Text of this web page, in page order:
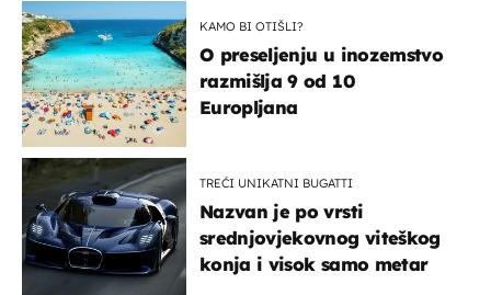
KAMO BI OTIŠLI?
O preseljenju u inozemstvo
razmišlja 9 od 10
Europljana
TREĆI UNIKATNI BUGATTI
Nazvan je po vrsti
srednjovjekovnog viteškog
konja i visok samo metar